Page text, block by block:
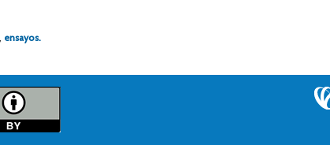
, ensayos.